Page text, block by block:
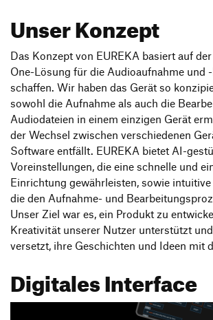
Unser Konzept
Das Konzept von EUREKA basiert auf
One-Lösung für die Audioaufnahme und
schaffen. Wir haben das Gerät so
sowohl die Aufnahme als auch die
Audiodateien in einem einzigen Gerät
der Wechsel zwischen verschiedenen
Software entfällt. EUREKA bietet AI-
Voreinstellungen, die eine schnelle und
Einrichtung gewährleisten, sowie
die den Aufnahme- und
Unser Ziel war es, ein Produkt zu
Kreativität unserer Nutzer unterstützt
versetzt, ihre Geschichten und Ideen mit
Digitales Interface